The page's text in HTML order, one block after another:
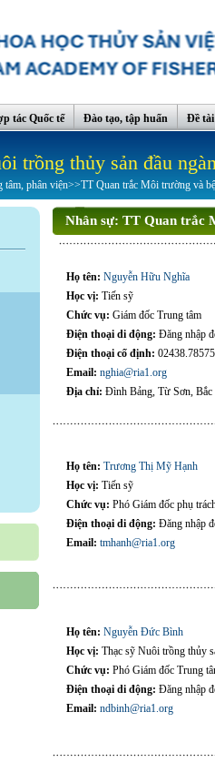
tác Quốc tế Đào tạo, tập huấn Đề
trồng thủy sản đầu
tâm, phân viện>>TT Quan trắc Môi trường và
Nhân sự: TT Quan trắc
Họ tên: Nguyễn Hữu Nghĩa
Học vị: Tiến sỹ
Chức vụ: Giám đốc Trung tâm
Điện thoại di động: Đăng nhập
Điện thoại cố định:
Email: nghia@ria1.org
Địa chỉ: Đình Bảng, Từ Sơn,
Họ tên: Trương Thị Mỹ Hạnh
Học vị: Tiến sỹ
Chức vụ: Phó Giám đốc phụ
Điện thoại di động: Đăng nhập
Email: tmhanh@ria1.org
Họ tên: Nguyễn Đức Bình
Học vị: Thạc sỹ Nuôi trồng thủy
Chức vụ: Phó Giám đốc Trung
Điện thoại di động: Đăng nhập
Email: ndbinh@ria1.org